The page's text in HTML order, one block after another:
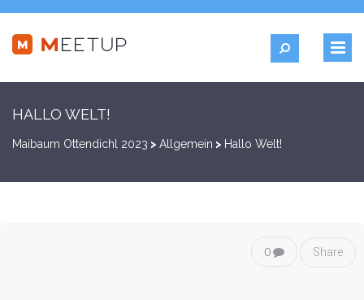
HALLO WELT!
Maibaum Ottendichl 2023 > Allgemein > Hallo Welt!
0 Share